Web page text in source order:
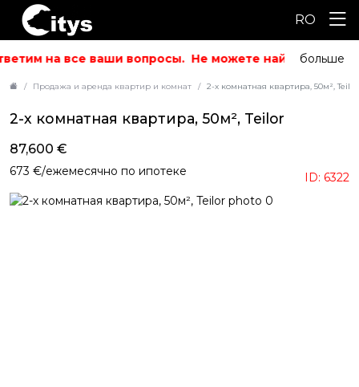
RO
на все ваши вопросы. Не можете найти то, что
больше
Продажа и аренда квартир и комнат 2-х комнатная квартира, 50м², Teilor
2-х комнатная квартира, 50м², Teilor
ID: 6322
87,600 €
673 €/ежемесячно по ипотеке